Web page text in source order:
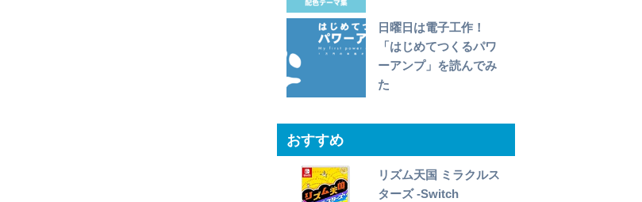
日曜日は電子工作！
「はじめてつくるパワ
ーアンプ」を読んでみ
た
おすすめ
リズム天国 ミラクルス
ターズ -Switch